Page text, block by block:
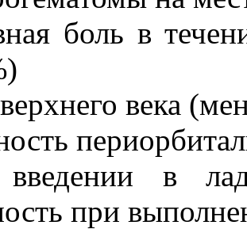
боль в
века
в
при